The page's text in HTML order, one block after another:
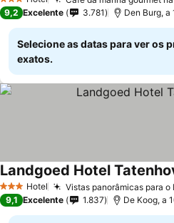
3 Estrelas
9,2 Excelente 3.781 Den Burg,
Selecione as datas para ver os
exatos.
3 EstrelasHotel Vistas panorâmicas para o
Landgoed Hotel
9,1 Excelente 1.837 De Koog, a